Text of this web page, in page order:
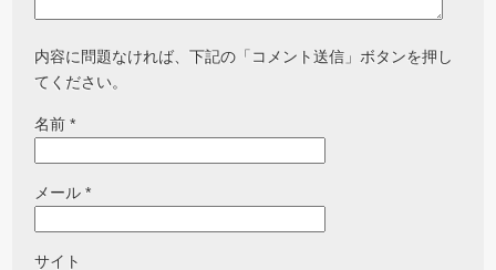
内容に問題なければ、下記の「コメント送信」ボタンを押し
てください。
名前*
メール*
サイト